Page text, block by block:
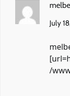
July
/